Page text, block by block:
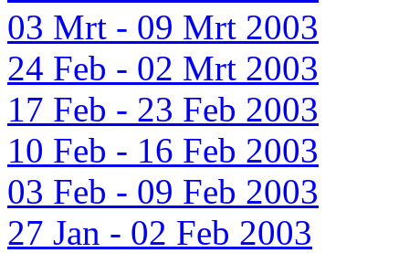
03 Mrt - 09 Mrt 2003
24 Feb - 02 Mrt 2003
17 Feb - 23 Feb 2003
10 Feb - 16 Feb 2003
03 Feb - 09 Feb 2003
27 Jan - 02 Feb 2003